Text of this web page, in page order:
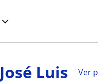
José Luis
Ver